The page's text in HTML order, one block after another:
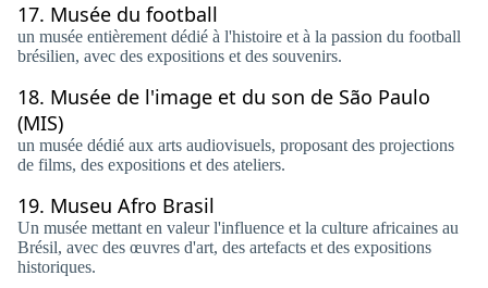
17. Musée du football
un musée entièrement dédié à l'histoire et à la passion du football
brésilien, avec des expositions et des souvenirs.
18. Musée de l'image et du son de São Paulo
(MIS)
un musée dédié aux arts audiovisuels, proposant des projections
de films, des expositions et des ateliers.
19. Museu Afro Brasil
Un musée mettant en valeur l'influence et la culture africaines au
Brésil, avec des œuvres d'art, des artefacts et des expositions
historiques.